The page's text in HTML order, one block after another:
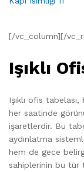
[/vc_column][/
Işıklı
Işıklı ofis
her saatinde
işaretlerdir. Bu
aydınlatma
hem de gece
sahiplerinin bu tür